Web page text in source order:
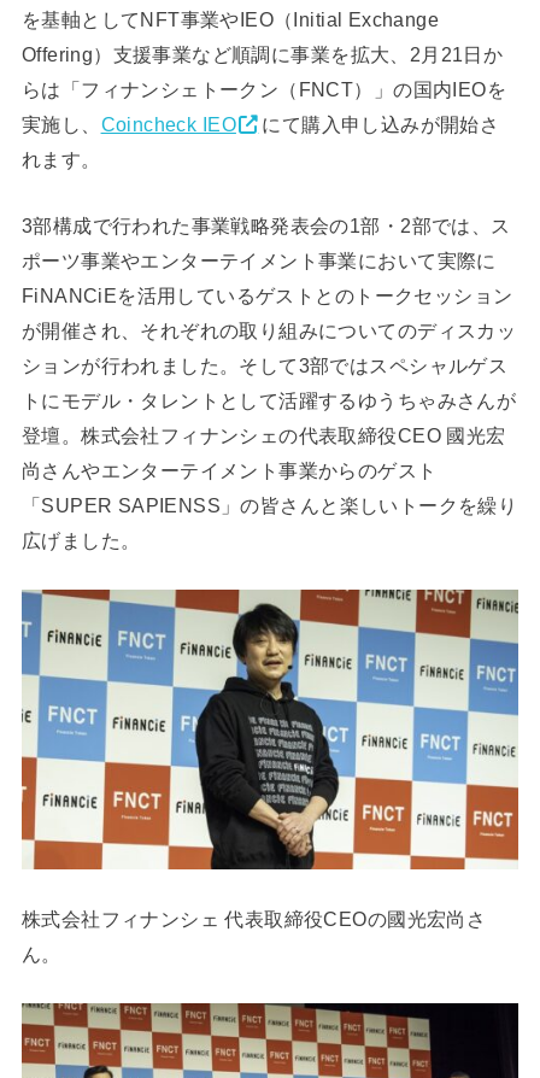
を基軸としてNFT事業やIEO（Initial Exchange
Offering）支援事業など順調に事業を拡大、2月21日か
らは「フィナンシェトークン（FNCT）」の国内IEOを
実施し、 Coincheck IEO
にて購入申し込みが開始さ
れます。
3部構成で行われた事業戦略発表会の1部・2部では、ス
ポーツ事業やエンターテイメント事業において実際に
FiNANCiEを活用しているゲストとのトークセッション
が開催され、それぞれの取り組みについてのディスカッ
ションが行われました。そして3部ではスペシャルゲス
トにモデル・タレントとして活躍するゆうちゃみさんが
登壇。株式会社フィナンシェの代表取締役CEO 國光宏
尚さんやエンターテイメント事業からのゲスト
「SUPER SAPIENSS」の皆さんと楽しいトークを繰り
広げました。
株式会社フィナンシェ 代表取締役CEOの國光宏尚さ
ん。